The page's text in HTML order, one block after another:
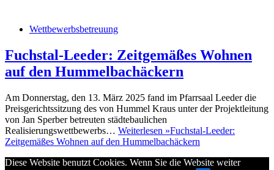
Wettbewerbsbetreuung
Fuchstal-Leeder: Zeitgemäßes Wohnen
auf den Hummelbachäckern
Am Donnerstag, den 13. März 2025 fand im Pfarrsaal Leeder die
Preisgerichtssitzung des von Hummel Kraus unter der Projektleitung
von Jan Sperber betreuten städtebaulichen
Realisierungswettbewerbs… Weiterlesen »Fuchstal-Leeder:
Zeitgemäßes Wohnen auf den Hummelbachäckern
Diese Website benutzt Cookies. Wenn Sie die Website weiter